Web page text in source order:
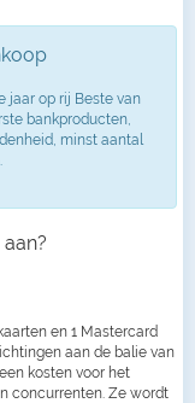
jaar op rij Beste van
bankproducten,
minst aantal
en 1 Mastercard
aan de balie van
kosten voor het
concurrenten. Ze wordt